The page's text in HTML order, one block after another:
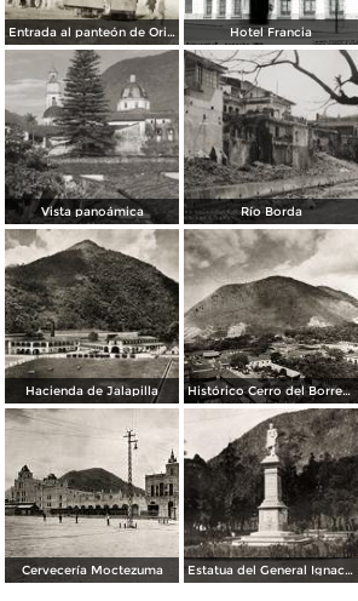
Entrada al panteón de Orizaba Hotel Francia
Vista panoámica Río Borda
Hacienda de Jalapilla Histórico Cerro del Borrego
Cervecería Moctezuma Estatua del General Ignacio de la Llave